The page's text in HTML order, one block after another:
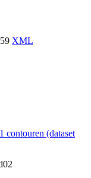
XML
contouren (dataset